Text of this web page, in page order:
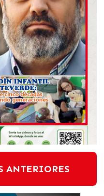
ANTERIORES